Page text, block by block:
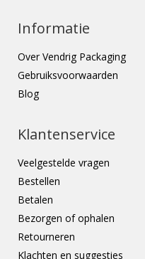
Informatie
Over Vendrig Packaging
Gebruiksvoorwaarden
Blog
Klantenservice
Veelgestelde vragen
Bestellen
Betalen
Bezorgen of ophalen
Retourneren
Klachten en suggesties